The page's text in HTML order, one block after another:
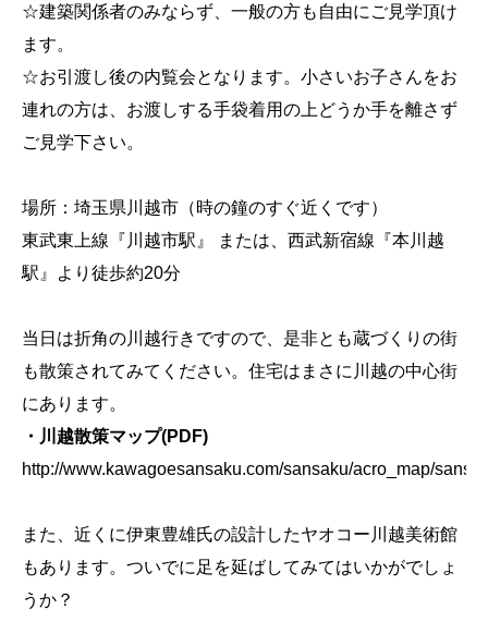
☆建築関係者のみならず、一般の方も自由にご見学頂け
ます。
☆お引渡し後の内覧会となります。小さいお子さんをお
連れの方は、お渡しする手袋着用の上どうか手を離さず
ご見学下さい。
場所：埼玉県川越市（時の鐘のすぐ近くです）
東武東上線『川越市駅』 または、西武新宿線『本川越
駅』より徒歩約20分
当日は折角の川越行きですので、是非とも蔵づくりの街
も散策されてみてください。住宅はまさに川越の中心街
にあります。
・川越散策マップ(PDF)
http://www.kawagoesansaku.com/sansaku/acro_map/
また、近くに伊東豊雄氏の設計したヤオコー川越美術館
もあります。ついでに足を延ばしてみてはいかがでしょ
うか？